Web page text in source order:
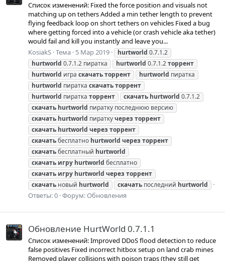
Список изменений: Fixed the force position and visuals not
matching up on tethers Added a min tether length to prevent
flying feedback loop on short tethers on vehicles Fixed a bug
where getting forced into a vehicle (or crash vehicle aka tether)
would fail and kill you instantly and leave you...
KosiakS Тема 5 Мар 2019 hurtworld 0.7.1.2
hurtworld 0.7.1.2 пиратка hurtworld 0.7.1.2торрент
hurtworld игра скачатьторрент hurtworld пиратка
hurtworld пиратка скачатьторрент
hurtworld пиратка торрент скачать hurtworld 0.7.1.2
скачать hurtworld пиратку последнюю версию
скачать hurtworld пираткучерез торрент
скачать hurtworld через торрент
скачатьбесплатно hurtworld через торрент
скачатьбесплатный hurtworld
скачать игру hurtworld бесплатно
скачать игру hurtworld через торрент
скачать новый hurtworld скачать последний hurtworld
Ответы: 0 Форум:Обновления
Обновление HurtWorld 0.7.1.1
Список изменений: Improved DDoS flood detection to reduce
false positives Fixed incorrect hitbox setup on land crab mines
Removed player collisions with poison traps (they still get